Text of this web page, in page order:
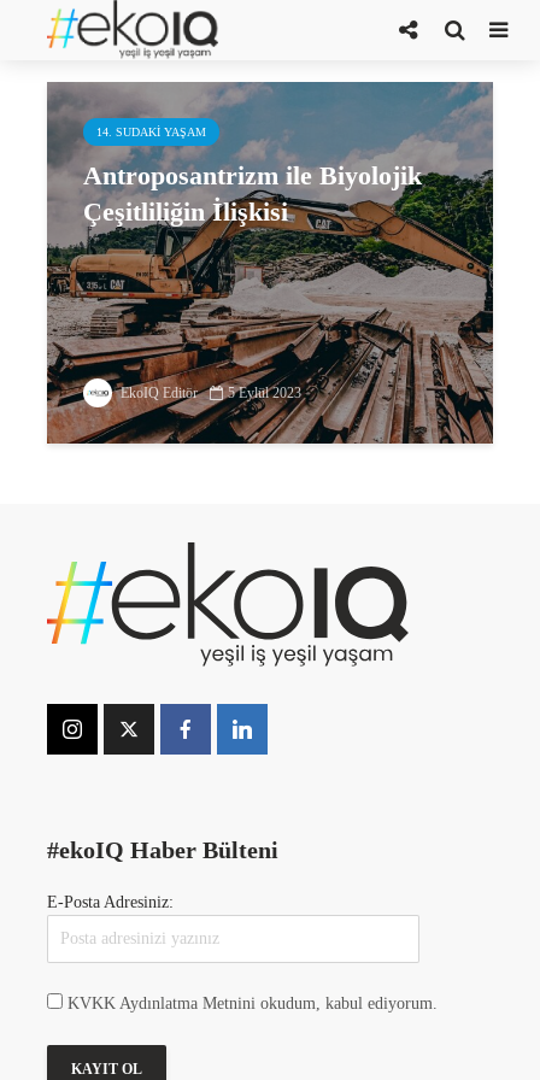
Çağdaş Dedeoğlu
14. SUDAKI YAŞAM
Antroposantrizm ile Biyolojik
Çeşitliliğin İlişkisi
EkoIQ Editör 5 Eylül 2023
#ekoIQ Haber Bülteni
E-Posta Adresiniz:
KVKK Aydınlatma Metnini okudum, kabul ediyorum.